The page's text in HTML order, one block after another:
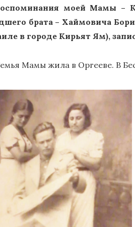
моей Мамы –
брата – Хаймовича
в городе Кирьят Ям),
Мамы жила в Оргееве. В